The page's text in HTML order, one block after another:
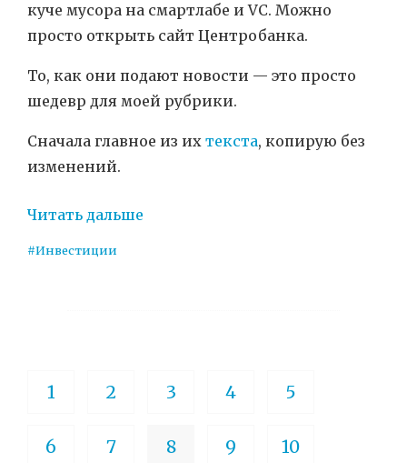
куче мусора на смартлабе и VC. Можно
просто открыть сайт Центробанка.
То, как они подают новости — это просто
шедевр для моей рубрики.
Сначала главное из их текста, копирую без
изменений.
Читать дальше
#Инвестиции
1 2 3 4 5
6 7 8 9 10